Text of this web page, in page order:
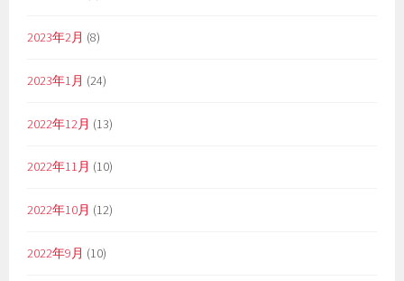
2023年2月 (8)
2023年1月 (24)
2022年12月 (13)
2022年11月 (10)
2022年10月 (12)
2022年9月 (10)